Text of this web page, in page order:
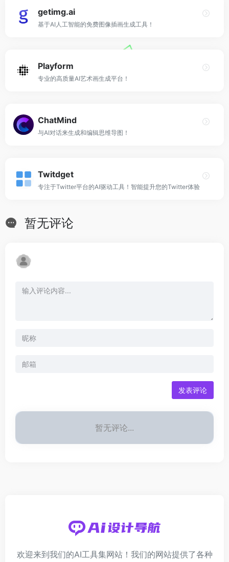
getimg.ai
基于AI人工智能的免费图像插画生成工具！
Playform
专业的高质量AI艺术画生成平台！
ChatMind
与AI对话来生成和编辑思维导图！
Twitdget
专注于Twitter平台的AI驱动工具！智能提升您的Twitter体验
暂无评论
发表评论
暂无评论...
欢迎来到我们的AI工具集网站！我们的网站提供了各种